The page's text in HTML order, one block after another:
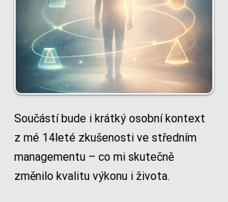
Součástí bude i krátký osobní kontext
z mé 14leté zkušenosti ve středním
managementu – co mi skutečně
změnilo kvalitu výkonu i života.